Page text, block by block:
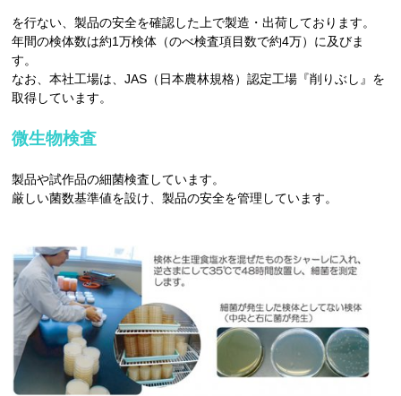
を行ない、製品の安全を確認した上で製造・出荷しております。
年間の検体数は約1万検体（のべ検査項目数で約4万）に及びま
す。
なお、本社工場は、JAS（日本農林規格）認定工場『削りぶし』を
取得しています。
微生物検査
製品や試作品の細菌検査しています。
厳しい菌数基準値を設け、製品の安全を管理しています。